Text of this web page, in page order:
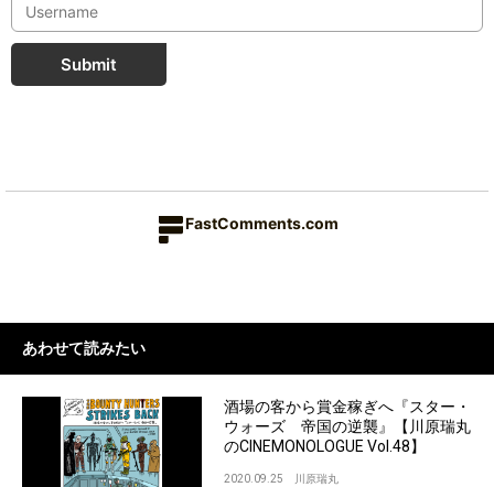
Submit
FastComments.com
あわせて読みたい
酒場の客から賞金稼ぎへ『スター・
ウォーズ 帝国の逆襲』【川原瑞丸
のCINEMONOLOGUE Vol.48】
2020.09.25 川原瑞丸